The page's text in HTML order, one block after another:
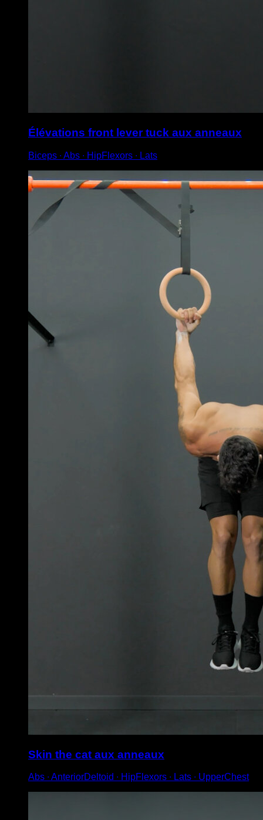
Élévations front lever tuck aux anneaux
Biceps ∙ Abs ∙ HipFlexors ∙ Lats
Skin the cat aux anneaux
Abs ∙ AnteriorDeltoid ∙ HipFlexors ∙ Lats ∙ UpperChest